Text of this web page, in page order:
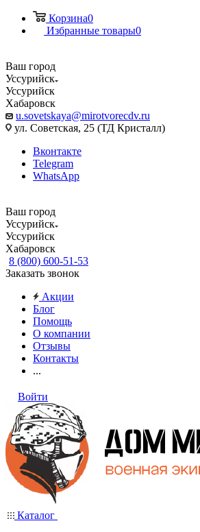
Корзина0
Избранные товары0
Ваш город
Уссурийск
Уссурийск
Хабаровск
u.sovetskaya@mirotvorecdv.ru
ул. Советская, 25 (ТД Кристалл)
Вконтакте
Telegram
WhatsApp
Ваш город
Уссурийск
Уссурийск
Хабаровск
8 (800) 600-51-53
Заказать звонок
Акции
Блог
Помощь
О компании
Отзывы
Контакты
...
Войти
Каталог